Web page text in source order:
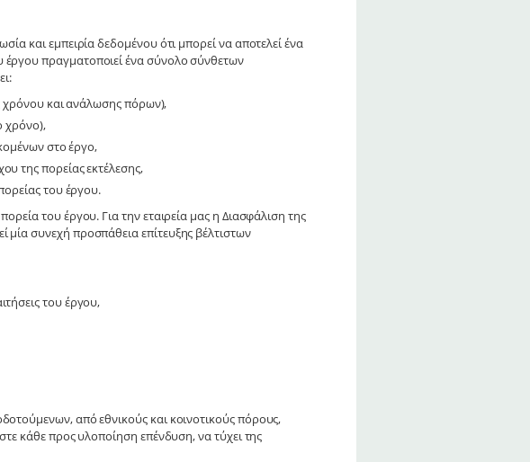
και εμπειρία δεδομένου ότι μπορεί να αποτελεί ένα
πραγματοποιεί ένα σύνολο σύνθετων
χρόνου και ανάλωσης πόρων),
χρόνο),
στο έργο,
της πορείας εκτέλεσης,
του έργου.
του έργου. Για την εταιρεία μας η Διασφάλιση της
μία συνεχή προσπάθεια επίτευξης βέλτιστων
του έργου,
από εθνικούς και κοινοτικούς πόρους,
κάθε προς υλοποίηση επένδυση, να τύχει της